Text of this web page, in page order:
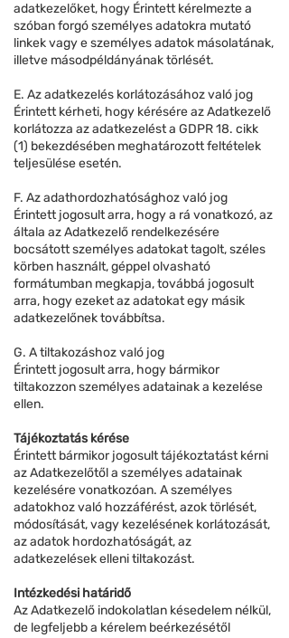
adatkezelőket, hogy Érintett kérelmezte a
szóban forgó személyes adatokra mutató
linkek vagy e személyes adatok másolatának,
illetve másodpéldányának törlését.
E. Az adatkezelés korlátozásához való jog
Érintett kérheti, hogy kérésére az Adatkezelő
korlátozza az adatkezelést a GDPR 18. cikk
(1) bekezdésében meghatározott feltételek
teljesülése esetén.
F. Az adathordozhatósághoz való jog
Érintett jogosult arra, hogy a rá vonatkozó, az
általa az Adatkezelő rendelkezésére
bocsátott személyes adatokat tagolt, széles
körben használt, géppel olvasható
formátumban megkapja, továbbá jogosult
arra, hogy ezeket az adatokat egy másik
adatkezelőnek továbbítsa.
G. A tiltakozáshoz való jog
Érintett jogosult arra, hogy bármikor
tiltakozzon személyes adatainak a kezelése
ellen.
Tájékoztatás kérése
Érintett bármikor jogosult tájékoztatást kérni
az Adatkezelőtől a személyes adatainak
kezelésére vonatkozóan. A személyes
adatokhoz való hozzáférést, azok törlését,
módosítását, vagy kezelésének korlátozását,
az adatok hordozhatóságát, az
adatkezelések elleni tiltakozást.
Intézkedési határidő
Az Adatkezelő indokolatlan késedelem nélkül,
de legfeljebb a kérelem beérkezésétől